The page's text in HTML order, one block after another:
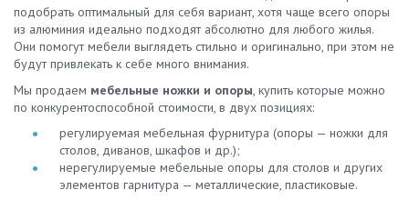
подобрать оптимальный для себя вариант, хотя чаще всего опоры
из алюминия идеально подходят абсолютно для любого жилья.
Они помогут мебели выглядеть стильно и оригинально, при этом не
будут привлекать к себе много внимания.
Мы продаем мебельные ножки и опоры , купить которые можно
по конкурентоспособной стоимости, в двух позициях:
регулируемая мебельная фурнитура (опоры — ножки для
столов, диванов, шкафов и др.);
нерегулируемые мебельные опоры для столов и других
элементов гарнитура — металлические, пластиковые.